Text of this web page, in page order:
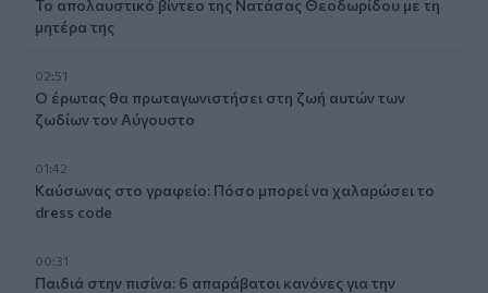
Το απολαυστικό βίντεο της Νατάσας Θεοδωρίδου με τη
μητέρα της
02:51
Ο έρωτας θα πρωταγωνιστήσει στη ζωή αυτών των
ζωδίων τον Αύγουστο
01:42
Καύσωνας στο γραφείο: Πόσο μπορεί να χαλαρώσει το
dress code
00:31
Παιδιά στην πισίνα: 6 απαράβατοι κανόνες για την